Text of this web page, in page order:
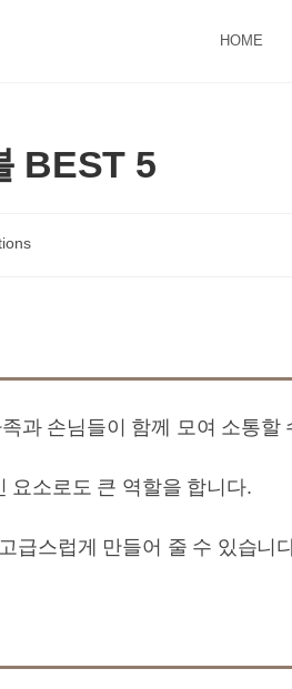
HOME
BEST 5
과 손님들이 함께 모여 소통할
요소로도 큰 역할을 합니다.
급스럽게 만들어 줄 수 있습니